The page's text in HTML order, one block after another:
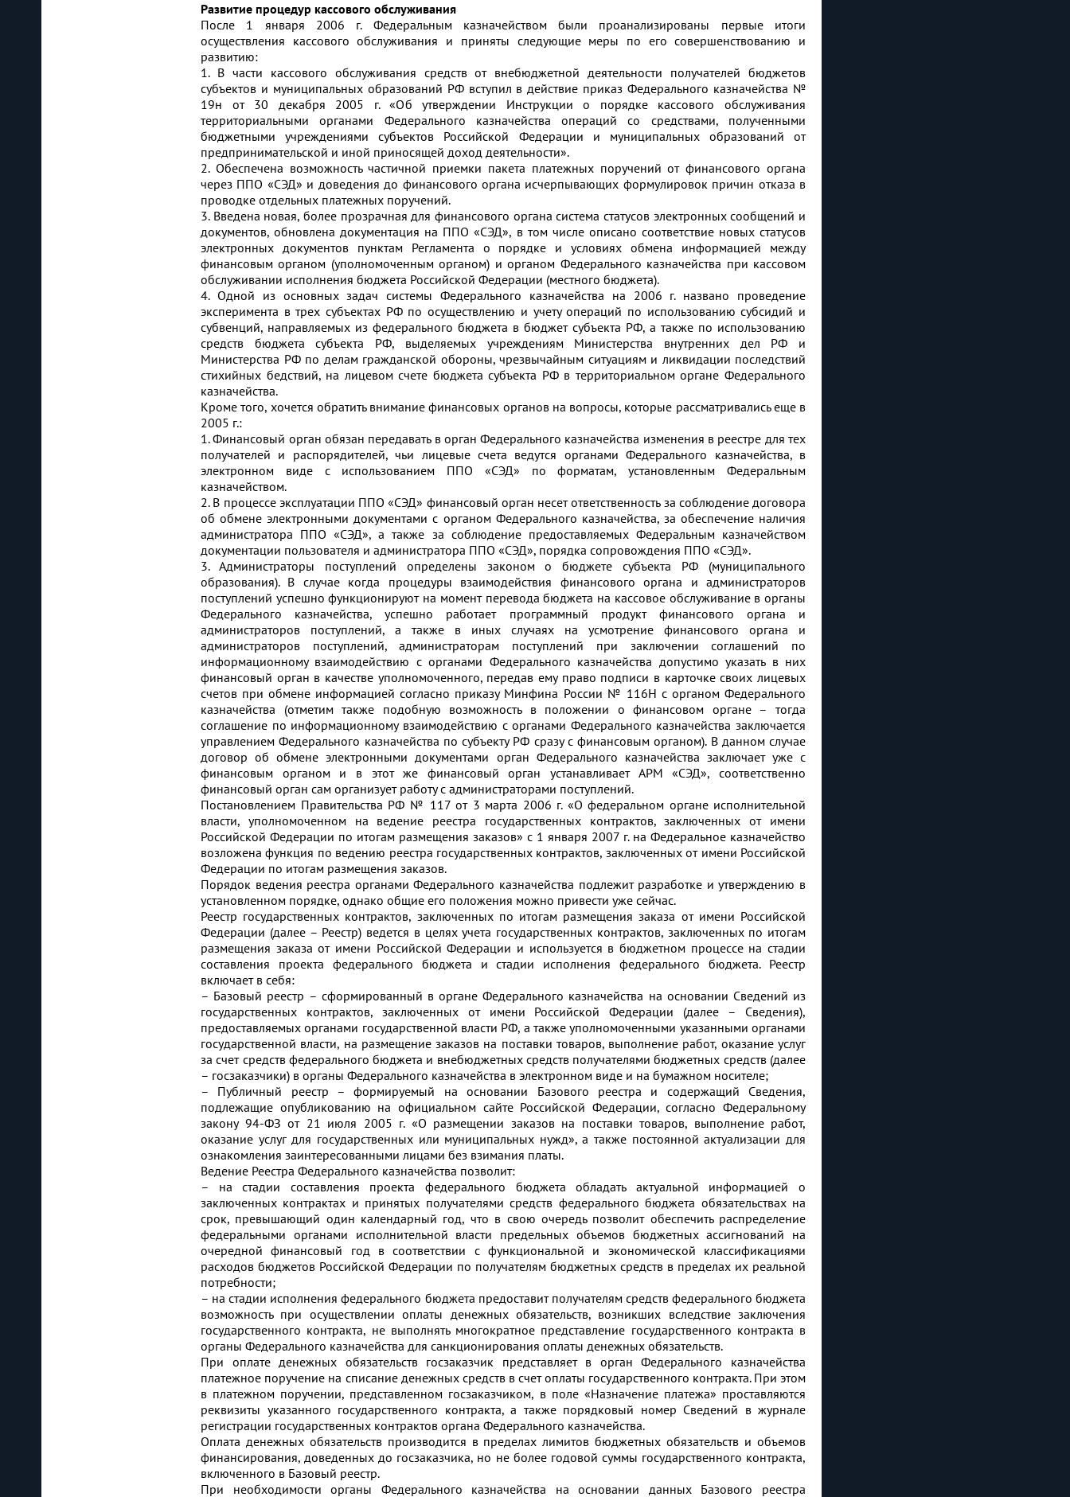
Развитие процедур кассового обслуживания
После 1 января 2006 г. Федеральным казначейством были проанализированы первые итоги
осуществления кассового обслуживания и приняты следующие меры по его совершенствованию и
развитию:
1. В части кассового обслуживания средств от внебюджетной деятельности получателей бюджетов
субъектов и муниципальных образований РФ вступил в действие приказ Федерального казначейства №
19н от 30 декабря 2005 г. «Об утверждении Инструкции о порядке кассового обслуживания
территориальными органами Федерального казначейства операций со средствами, полученными
бюджетными учреждениями субъектов Российской Федерации и муниципальных образований от
предпринимательской и иной приносящей доход деятельности».
2. Обеспечена возможность частичной приемки пакета платежных поручений от финансового органа
через ППО «СЭД» и доведения до финансового органа исчерпывающих формулировок причин отказа в
проводке отдельных платежных поручений.
3. Введена новая, более прозрачная для финансового органа система статусов электронных сообщений и
документов, обновлена документация на ППО «СЭД», в том числе описано соответствие новых статусов
электронных документов пунктам Регламента о порядке и условиях обмена информацией между
финансовым органом (уполномоченным органом) и органом Федерального казначейства при кассовом
обслуживании исполнения бюджета Российской Федерации (местного бюджета).
4. Одной из основных задач системы Федерального казначейства на 2006 г. названо проведение
эксперимента в трех субъектах РФ по осуществлению и учету операций по использованию субсидий и
субвенций, направляемых из федерального бюджета в бюджет субъекта РФ, а также по использованию
средств бюджета субъекта РФ, выделяемых учреждениям Министерства внутренних дел РФ и
Министерства РФ по делам гражданской обороны, чрезвычайным ситуациям и ликвидации последствий
стихийных бедствий, на лицевом счете бюджета субъекта РФ в территориальном органе Федерального
казначейства.
Кроме того, хочется обратить внимание финансовых органов на вопросы, которые рассматривались еще в
2005 г.:
1. Финансовый орган обязан передавать в орган Федерального казначейства изменения в реестре для тех
получателей и распорядителей, чьи лицевые счета ведутся органами Федерального казначейства, в
электронном виде с использованием ППО «СЭД» по форматам, установленным Федеральным
казначейством.
2. В процессе эксплуатации ППО «СЭД» финансовый орган несет ответственность за соблюдение договора
об обмене электронными документами с органом Федерального казначейства, за обеспечение наличия
администратора ППО «СЭД», а также за соблюдение предоставляемых Федеральным казначейством
документации пользователя и администратора ППО «СЭД», порядка сопровождения ППО «СЭД».
3. Администраторы поступлений определены законом о бюджете субъекта РФ (муниципального
образования). В случае когда процедуры взаимодействия финансового органа и администраторов
поступлений успешно функционируют на момент перевода бюджета на кассовое обслуживание в органы
Федерального казначейства, успешно работает программный продукт финансового органа и
администраторов поступлений, а также в иных случаях на усмотрение финансового органа и
администраторов поступлений, администраторам поступлений при заключении соглашений по
информационному взаимодействию с органами Федерального казначейства допустимо указать в них
финансовый орган в качестве уполномоченного, передав ему право подписи в карточке своих лицевых
счетов при обмене информацией согласно приказу Минфина России № 116Н с органом Федерального
казначейства (отметим также подобную возможность в положении о финансовом органе – тогда
соглашение по информационному взаимодействию с органами Федерального казначейства заключается
управлением Федерального казначейства по субъекту РФ сразу с финансовым органом). В данном случае
договор об обмене электронными документами орган Федерального казначейства заключает уже с
финансовым органом и в этот же финансовый орган устанавливает АРМ «СЭД», соответственно
финансовый орган сам организует работу с администраторами поступлений.
Постановлением Правительства РФ № 117 от 3 марта 2006 г. «О федеральном органе исполнительной
власти, уполномоченном на ведение реестра государственных контрактов, заключенных от имени
Российской Федерации по итогам размещения заказов» с 1 января 2007 г. на Федеральное казначейство
возложена функция по ведению реестра государственных контрактов, заключенных от имени Российской
Федерации по итогам размещения заказов.
Порядок ведения реестра органами Федерального казначейства подлежит разработке и утверждению в
установленном порядке, однако общие его положения можно привести уже сейчас.
Реестр государственных контрактов, заключенных по итогам размещения заказа от имени Российской
Федерации (далее – Реестр) ведется в целях учета государственных контрактов, заключенных по итогам
размещения заказа от имени Российской Федерации и используется в бюджетном процессе на стадии
составления проекта федерального бюджета и стадии исполнения федерального бюджета. Реестр
включает в себя:
– Базовый реестр – сформированный в органе Федерального казначейства на основании Сведений из
государственных контрактов, заключенных от имени Российской Федерации (далее – Сведения),
предоставляемых органами государственной власти РФ, а также уполномоченными указанными органами
государственной власти, на размещение заказов на поставки товаров, выполнение работ, оказание услуг
за счет средств федерального бюджета и внебюджетных средств получателями бюджетных средств (далее
– госзаказчики) в органы Федерального казначейства в электронном виде и на бумажном носителе;
– Публичный реестр – формируемый на основании Базового реестра и содержащий Сведения,
подлежащие опубликованию на официальном сайте Российской Федерации, согласно Федеральному
закону 94-ФЗ от 21 июля 2005 г. «О размещении заказов на поставки товаров, выполнение работ,
оказание услуг для государственных или муниципальных нужд», а также постоянной актуализации для
ознакомления заинтересованными лицами без взимания платы.
Ведение Реестра Федерального казначейства позволит:
– на стадии составления проекта федерального бюджета обладать актуальной информацией о
заключенных контрактах и принятых получателями средств федерального бюджета обязательствах на
срок, превышающий один календарный год, что в свою очередь позволит обеспечить распределение
федеральными органами исполнительной власти предельных объемов бюджетных ассигнований на
очередной финансовый год в соответствии с функциональной и экономической классификациями
расходов бюджетов Российской Федерации по получателям бюджетных средств в пределах их реальной
потребности;
– на стадии исполнения федерального бюджета предоставит получателям средств федерального бюджета
возможность при осуществлении оплаты денежных обязательств, возникших вследствие заключения
государственного контракта, не выполнять многократное представление государственного контракта в
органы Федерального казначейства для санкционирования оплаты денежных обязательств.
При оплате денежных обязательств госзаказчик представляет в орган Федерального казначейства
платежное поручение на списание денежных средств в счет оплаты государственного контракта. При этом
в платежном поручении, представленном госзаказчиком, в поле «Назначение платежа» проставляются
реквизиты указанного государственного контракта, а также порядковый номер Сведений в журнале
регистрации государственных контрактов органа Федерального казначейства.
Оплата денежных обязательств производится в пределах лимитов бюджетных обязательств и объемов
финансирования, доведенных до госзаказчика, но не более годовой суммы государственного контракта,
включенного в Базовый реестр.
При необходимости органы Федерального казначейства на основании данных Базового реестра